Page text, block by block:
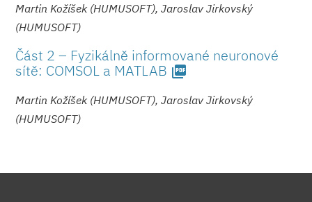
Martin Kožíšek (HUMUSOFT), Jaroslav Jirkovský
(HUMUSOFT)
Část 2 – Fyzikálně informované neuronové
sítě: COMSOL a MATLAB picture_as_pdf
Martin Kožíšek (HUMUSOFT), Jaroslav Jirkovský
(HUMUSOFT)